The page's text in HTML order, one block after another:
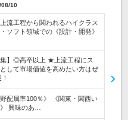
08/10
流工程から関われるハイクラス
ソフト領域での《設計・開発》
集】◎高卒以上 ★上流工程にス
して市場価値を高めたい方はぜ
配属率100％》 《関東・関西い
興味のあ…